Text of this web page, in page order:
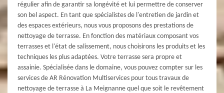
régulier afin de garantir sa longévité et lui permettre de conserver
son bel aspect. En tant que spécialistes de l'entretien de jardin et
des espaces extérieurs, nous vous proposons des prestations de
nettoyage de terrasse. En fonction des matériaux composant vos
terrasses et l'état de salissement, nous choisirons les produits et les
techniques les plus adaptées. Votre terrasse sera propre et
assainie. Spécialisée dans le domaine, vous pouvez compter sur les
services de AR Rénovation Multiservices pour tous travaux de
nettoyage de terrasse à La Meignanne quel que soit le revêtement